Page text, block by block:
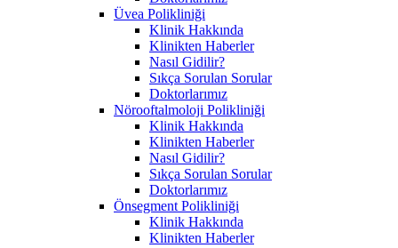
Üvea Polikliniği
Klinik Hakkında
Klinikten Haberler
Nasıl Gidilir?
Sıkça Sorulan Sorular
Doktorlarımız
Nörooftalmoloji Polikliniği
Klinik Hakkında
Klinikten Haberler
Nasıl Gidilir?
Sıkça Sorulan Sorular
Doktorlarımız
Önsegment Polikliniği
Klinik Hakkında
Klinikten Haberler